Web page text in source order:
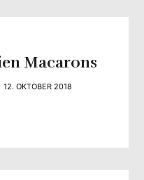
Macarons
12. OKTOBER 2018